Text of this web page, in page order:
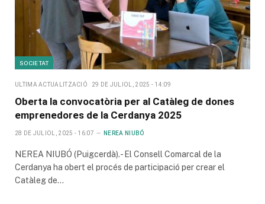
SOCIETAT
ULTIMA ACTUALITZACIÓ 29 DE JULIOL, 2025 - 14:09
Oberta la convocatòria per al Catàleg de dones
emprenedores de la Cerdanya 2025
28 DE JULIOL, 2025 - 16:07 NEREA NIUBÓ
NEREA NIUBÓ (Puigcerdà).- El Consell Comarcal de la
Cerdanya ha obert el procés de participació per crear el
Catàleg de…